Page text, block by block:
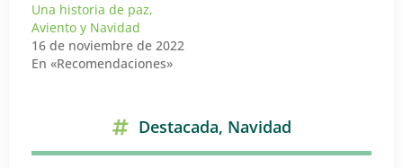
Una historia de paz,
Aviento y Navidad
16 de noviembre de 2022
En «Recomendaciones»
Destacada, Navidad